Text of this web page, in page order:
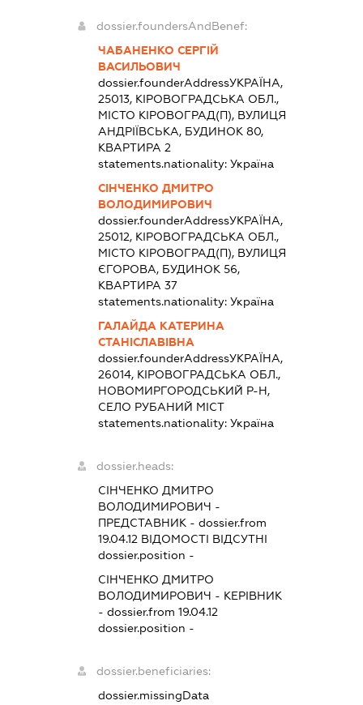
dossier.foundersAndBenef:
ЧАБАНЕНКО СЕРГІЙ
ВАСИЛЬОВИЧ
dossier.founderAddressУКРАЇНА,
25013, КІРОВОГРАДСЬКА ОБЛ.,
МІСТО КІРОВОГРАД(П), ВУЛИЦЯ
АНДРІЇВСЬКА, БУДИНОК 80,
КВАРТИРА 2
statements.nationality:Україна
СІНЧЕНКО ДМИТРО
ВОЛОДИМИРОВИЧ
dossier.founderAddressУКРАЇНА,
25012, КІРОВОГРАДСЬКА ОБЛ.,
МІСТО КІРОВОГРАД(П), ВУЛИЦЯ
ЄГОРОВА, БУДИНОК 56,
КВАРТИРА 37
statements.nationality:Україна
ГАЛАЙДА КАТЕРИНА
СТАНІСЛАВІВНА
dossier.founderAddressУКРАЇНА,
26014, КІРОВОГРАДСЬКА ОБЛ.,
НОВОМИРГОРОДСЬКИЙ Р-Н,
СЕЛО РУБАНИЙ МІСТ
statements.nationality:Україна
dossier.heads:
СІНЧЕНКО ДМИТРО
ВОЛОДИМИРОВИЧ -
ПРЕДСТАВНИК - dossier.from
19.04.12 ВІДОМОСТІ ВІДСУТНІ
dossier.position -
СІНЧЕНКО ДМИТРО
ВОЛОДИМИРОВИЧ - КЕРІВНИК
- dossier.from 19.04.12
dossier.position -
dossier.beneficiaries:
dossier.missingData